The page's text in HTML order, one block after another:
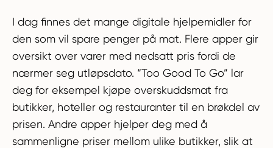
I dag finnes det mange digitale hjelpemidler for
den som vil spare penger på mat. Flere apper gir
oversikt over varer med nedsatt pris fordi de
nærmer seg utløpsdato. “Too Good To Go” lar
deg for eksempel kjøpe overskuddsmat fra
butikker, hoteller og restauranter til en brøkdel av
prisen. Andre apper hjelper deg med å
sammenligne priser mellom ulike butikker, slik at